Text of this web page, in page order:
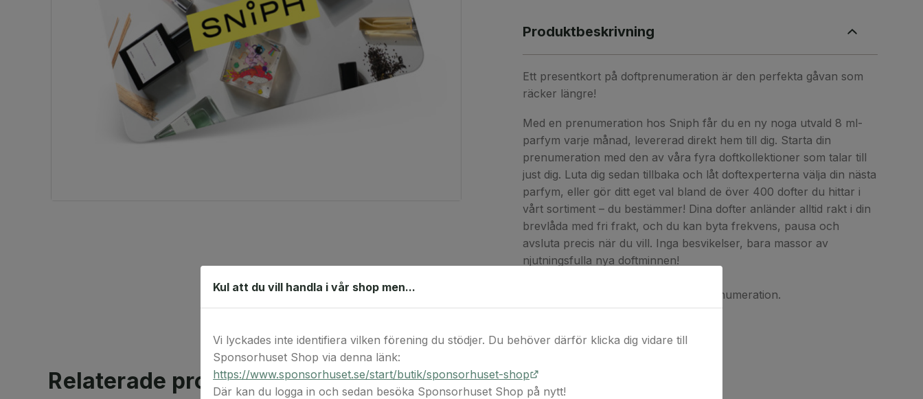
Produktbeskrivning
Ett presentkort på doftprenumeration är den perfekta gåvan som
räcker längre!
Med en prenumeration hos Sniph får du en ny noga utvald 8 ml-
parfym varje månad, levererad direkt hem till dig. Starta din
prenumeration med den av våra fyra doftkollektioner som talar till
just dig. Luta dig sedan tillbaka och låt doftexperterna välja din nästa
parfym, eller gör ditt eget val bland de över 400 dofter du hittar i
vårt sortiment – du bestämmer! Dina dofter anländer alltid rakt i din
brevlåda med fri frakt, och du kan byta frekvens, pausa och
avsluta precis när du vill. Inga besvikelser, bara massor av
njutningsfulla nya doftminnen!
Välj mellan 3, 6 eller 12 månaders prenumeration.
Relaterade produkter
Kul att du vill handla i vår shop men...
Vi lyckades inte identifiera vilken förening du stödjer. Du behöver därför klicka dig vidare till
Sponsorhuset Shop via denna länk:
https://www.sponsorhuset.se/start/butik/sponsorhuset-shop
Där kan du logga in och sedan besöka Sponsorhuset Shop på nytt!